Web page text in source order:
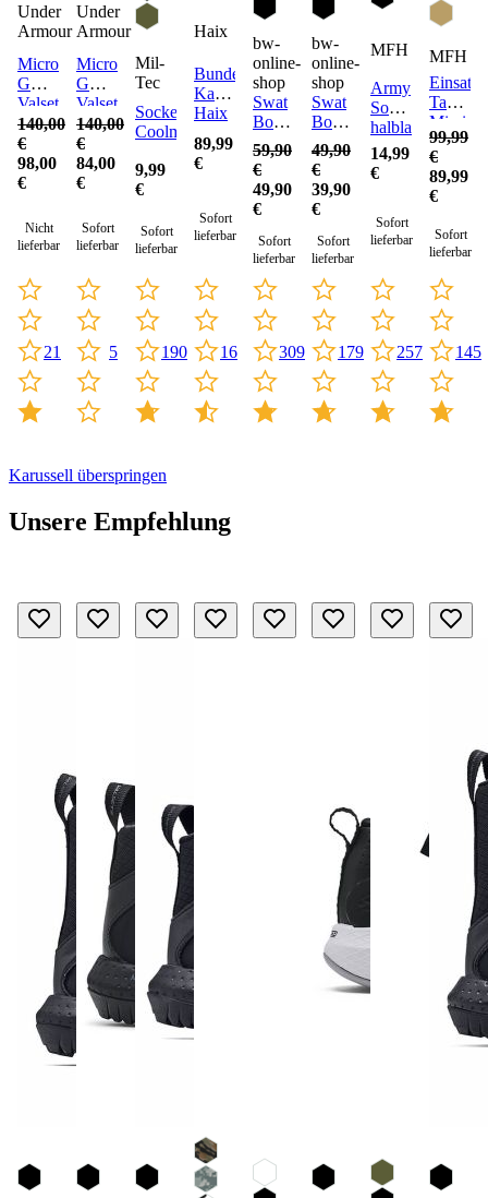
Under
Armour
Micro
G
Valsetz
Mid
Leather
Waterproof
Tactical
(Sale)
140,00
€
98,00
€
Nicht
lieferbar
21
Under
Armour
Micro
G
Valsetz
Zip
Tactical
Boots
(Sale)
140,00
€
84,00
€
Sofort
lieferbar
5
Mil-
Tec
Socke
Coolmax
9,99
€
Sofort
lieferbar
190
Haix
Bundeswehr
Kampfschuhe
Haix
Original
gebraucht
89,99
€
Sofort
lieferbar
16
bw-
online-
shop
Swat
Boots
Zipper
59,90
€
49,90
€
Sofort
lieferbar
309
bw-
online-
shop
Swat
Boots
(Sale)
49,90
€
39,90
€
Sofort
lieferbar
179
MFH
Army
Socke
halblang
3er-
Pack
14,99
€
Sofort
lieferbar
257
MFH
Tactical
Mission
99,99
€
89,99
€
Sofort
lieferbar
145
Karussell überspringen
Unsere Empfehlung